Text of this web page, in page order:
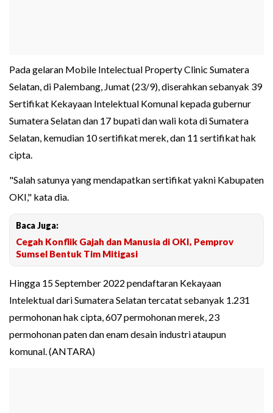
Pada gelaran Mobile Intelectual Property Clinic Sumatera
Selatan, di Palembang, Jumat (23/9), diserahkan sebanyak 39
Sertifikat Kekayaan Intelektual Komunal kepada gubernur
Sumatera Selatan dan 17 bupati dan wali kota di Sumatera
Selatan, kemudian 10 sertifikat merek, dan 11 sertifikat hak
cipta.
"Salah satunya yang mendapatkan sertifikat yakni Kabupaten
OKI," kata dia.
Baca Juga:
Cegah Konflik Gajah dan Manusia di OKI, Pemprov
Sumsel Bentuk Tim Mitigasi
Hingga 15 September 2022 pendaftaran Kekayaan
Intelektual dari Sumatera Selatan tercatat sebanyak 1.231
permohonan hak cipta, 607 permohonan merek, 23
permohonan paten dan enam desain industri ataupun
komunal. (ANTARA)